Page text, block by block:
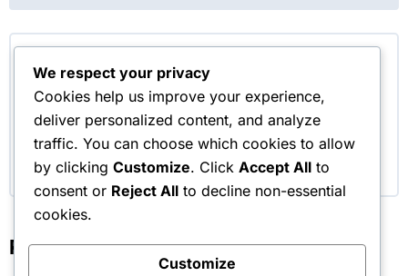
By Lena Hartmann
Lena Hartmann ist eine leidenschaftliche
Tennisautorin und Analystin, die sich auf die
verschiedenen Spielstile und Persönlichkeiten
von Tennisspielern spezialisiert hat.
Related Post
We respect your privacy
Cookies help us improve your experience,
deliver personalized content, and analyze
traffic. You can choose which cookies to allow
by clicking Customize. Click Accept All to
consent or Reject All to decline non-essential
cookies.
Customize